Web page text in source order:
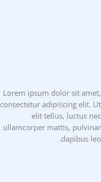
Lorem ipsum dolor sit amet,
consectetur adipiscing elit. Ut
elit tellus, luctus nec
ullamcorper mattis, pulvinar
dapibus leo.